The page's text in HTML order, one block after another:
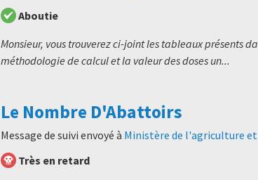
Aboutie
Monsieur, vous trouverez ci-joint les tableaux présents
méthodologie de calcul et la valeur des doses un...
Le Nombre D'Abattoirs
Message de suivi envoyé à Ministère de l'agriculture
Très en retard